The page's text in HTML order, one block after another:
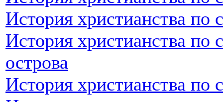
История христианства по
История христианства
острова
История христианства по